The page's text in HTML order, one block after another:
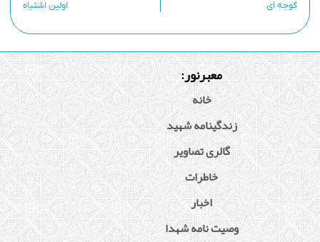
گوجه ای
اولین اشتباه
معبرنور:
خانه
زندگینامه شهید
گالری تصاویر
خاطرات
اخبار
وصیت نامه شهدا